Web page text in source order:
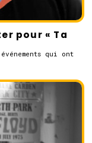
pour « Ta
qui ont